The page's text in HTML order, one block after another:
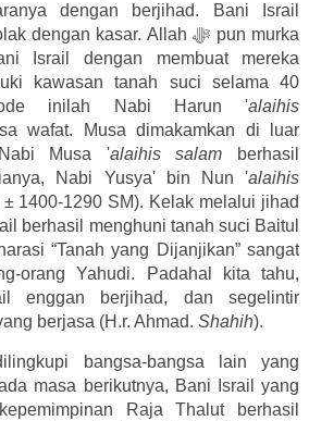
dengan berjihad. Bani Israil
dengan kasar. Allahﷻ pun murka
Israil dengan membuat mereka
kawasan tanah suci selama 40
inilah Nabi Harun 'alaihis
wafat. Musa dimakamkan di luar
Musa 'alaihis salam
berhasil
Nabi Yusya' bin Nun 'alaihis
1400-1290 SM). Kelak melalui jihad
berhasil menghuni tanah suci Baitul
“Tanah yang Dijanjikan” sangat
orang Yahudi. Padahal kita tahu,
enggan berjihad, dan segelintir
berjasa (H.r. Ahmad. Shahih).
bangsa-bangsa lain yang
masa berikutnya, Bani Israil yang
Raja Thalut berhasil